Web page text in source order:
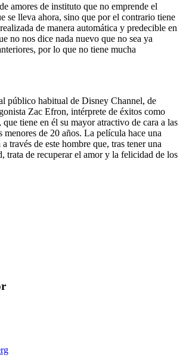
amores de instituto que no emprende el
se lleva ahora, sino que por el contrario tiene
de manera automática y predecible en
no nos dice nada nuevo que no sea ya
por lo que no tiene mucha
público habitual de Disney Channel, de
Zac Efron, intérprete de éxitos como
, que tiene en él su mayor atractivo de cara a las
menores de 20 años. La película hace una
través de este hombre que, tras tener una
trata de recuperar el amor y la felicidad de los